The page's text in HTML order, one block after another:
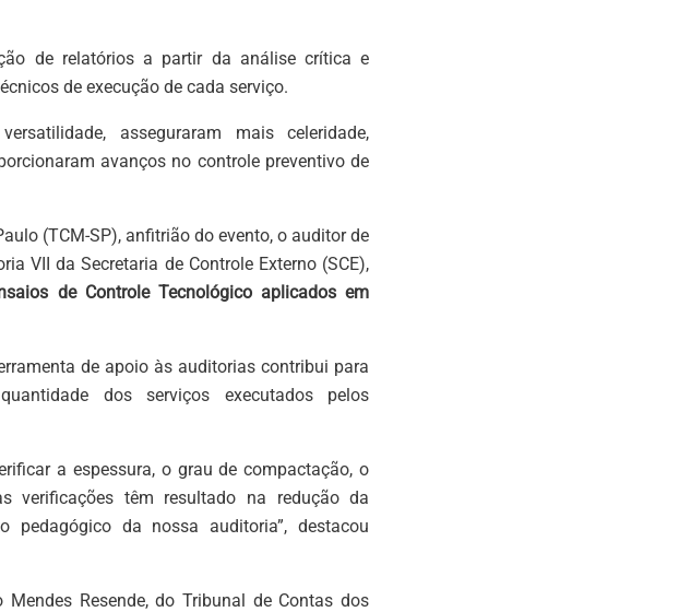
de relatórios a partir da análise crítica e
de execução de cada serviço.
asseguraram mais celeridade,
avanços no controle preventivo de
(TCM-SP), anfitrião do evento, o auditor de
VII da Secretaria de Controle Externo (SCE),
de Controle Tecnológico aplicados em
de apoio às auditorias contribui para
dos serviços executados pelos
a espessura, o grau de compactação, o
verificações têm resultado na redução da
pedagógico da nossa auditoria”, destacou
Resende, do Tribunal de Contas dos